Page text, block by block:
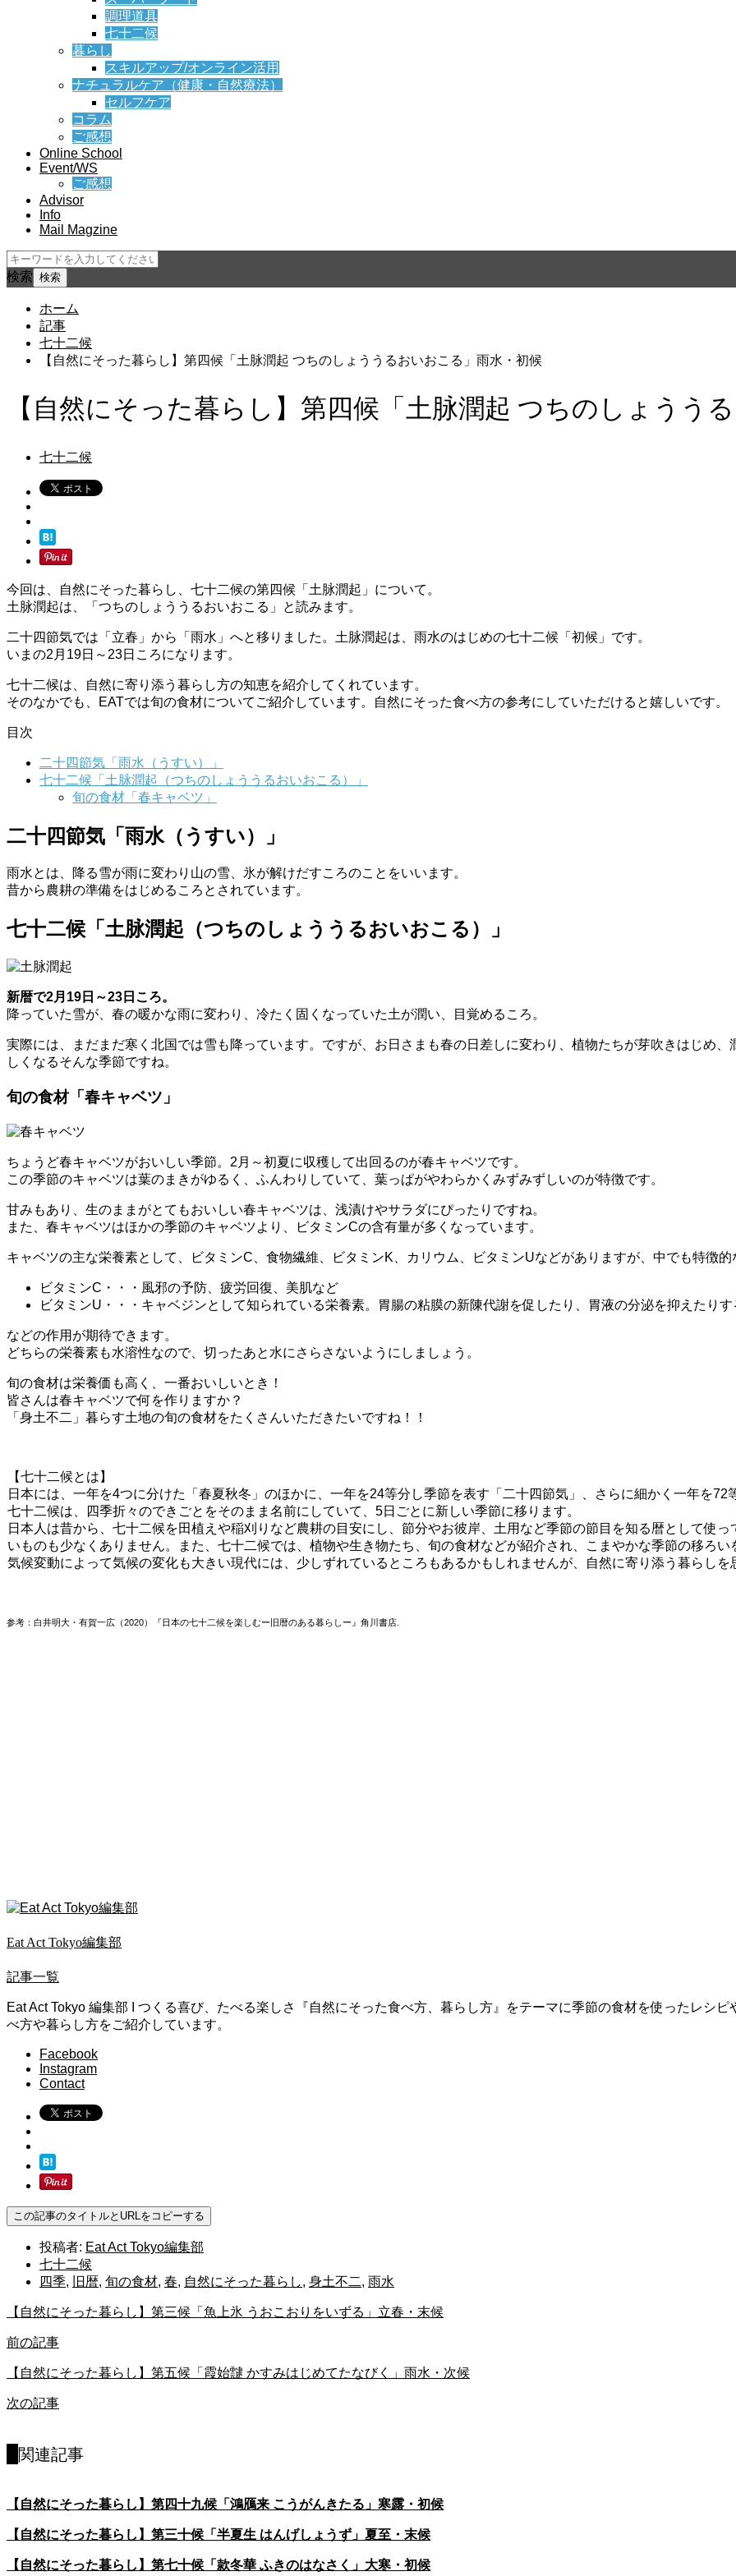
調理道具
七十二候
暮らし
スキルアップ/オンライン活用
ナチュラルケア（健康・自然療法）
セルフケア
コラム
ご感想
Online School
Event/WS
ご感想
Advisor
Info
Mail Magzine
検索
ホーム
記事
七十二候
【自然にそった暮らし】第四候「土脉潤起 つちのしょううるおいおこる」雨水・初候
【自然にそった暮らし】第四候「土脉潤起 つちのしょうう
七十二候
今回は、自然にそった暮らし、七十二候の第四候「土脉潤起」について。
土脉潤起は、「つちのしょううるおいおこる」と読みます。
二十四節気では「立春」から「雨水」へと移りました。土脉潤起は、雨水のはじめの七十二候「初候」です。
いまの2月19日～23日ころになります。
七十二候は、自然に寄り添う暮らし方の知恵を紹介してくれています。
そのなかでも、EATでは旬の食材についてご紹介しています。自然にそった食べ方の参考にしていただけると嬉しいです。
目次
二十四節気「雨水（うすい）」
七十二候「土脉潤起（つちのしょううるおいおこる）」
旬の食材「春キャベツ」
二十四節気「雨水（うすい）」
雨水とは、降る雪が雨に変わり山の雪、氷が解けだすころのことをいいます。
昔から農耕の準備をはじめるころとされています。
七十二候「土脉潤起（つちのしょううるおいおこる）」
新暦で2月19日～23日ころ。
降っていた雪が、春の暖かな雨に変わり、冷たく固くなっていた土が潤い、目覚めるころ。
実際には、まだまだ寒く北国では雪も降っています。ですが、お日さまも春の日差しに変わり、植物たちが芽吹きはじめ
しくなるそんな季節ですね。
旬の食材「春キャベツ」
ちょうど春キャベツがおいしい季節。2月～初夏に収穫して出回るのが春キャベツです。
この季節のキャベツは葉のまきがゆるく、ふんわりしていて、葉っぱがやわらかくみずみずしいのが特徴です。
甘みもあり、生のままがとてもおいしい春キャベツは、浅漬けやサラダにぴったりですね。
また、春キャベツはほかの季節のキャベツより、ビタミンCの含有量が多くなっています。
キャベツの主な栄養素として、ビタミンC、食物繊維、ビタミンK、カリウム、ビタミンUなどがありますが、中でも特徴的
ビタミンC・・・風邪の予防、疲労回復、美肌など
ビタミンU・・・キャベジンとして知られている栄養素。胃腸の粘膜の新陳代謝を促したり、胃液の分泌を抑えたりす
などの作用が期待できます。
どちらの栄養素も水溶性なので、切ったあと水にさらさないようにしましょう。
旬の食材は栄養価も高く、一番おいしいとき！
皆さんは春キャベツで何を作りますか？
「身土不二」暮らす土地の旬の食材をたくさんいただきたいですね！！
【七十二候とは】
日本には、一年を4つに分けた「春夏秋冬」のほかに、一年を24等分し季節を表す「二十四節気」、さらに細かく一年を72
七十二候は、四季折々のできごとをそのまま名前にしていて、5日ごとに新しい季節に移ります。
日本人は昔から、七十二候を田植えや稲刈りなど農耕の目安にし、節分やお彼岸、土用など季節の節目を知る暦として使
いものも少なくありません。また、七十二候では、植物や生き物たち、旬の食材などが紹介され、こまやかな季節の移ろい
気候変動によって気候の変化も大きい現代には、少しずれているところもあるかもしれませんが、自然に寄り添う暮らしを
参考：白井明大・有賀一広（2020）『日本の七十二候を楽しむー旧暦のある暮らしー』角川書店.
Eat Act Tokyo編集部
記事一覧
Eat Act Tokyo 編集部 I つくる喜び、たべる楽しさ『自然にそった食べ方、暮らし方』をテーマに季節の食材を使ったレシ
べ方や暮らし方をご紹介しています。
Facebook
Instagram
Contact
この記事のタイトルとURLをコピーする
投稿者: Eat Act Tokyo編集部
七十二候
四季, 旧暦, 旬の食材, 春, 自然にそった暮らし, 身土不二, 雨水
【自然にそった暮らし】第三候「魚上氷 うおこおりをいずる」立春・末候
前の記事
【自然にそった暮らし】第五候「霞始靆 かすみはじめてたなびく」雨水・次候
次の記事
関連記事
【自然にそった暮らし】第四十九候「鴻鴈来 こうがんきたる」寒露・初候
【自然にそった暮らし】第三十候「半夏生 はんげしょうず」夏至・末候
【自然にそった暮らし】第七十候「款冬華 ふきのはなさく」大寒・初候